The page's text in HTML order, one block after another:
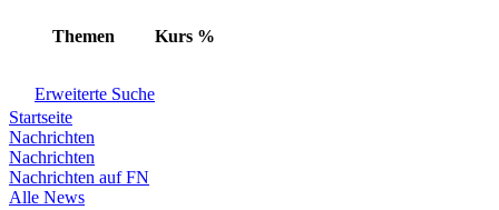
Themen Kurs %
Erweiterte Suche
Startseite
Nachrichten
Nachrichten
Nachrichten auf FN
Alle News